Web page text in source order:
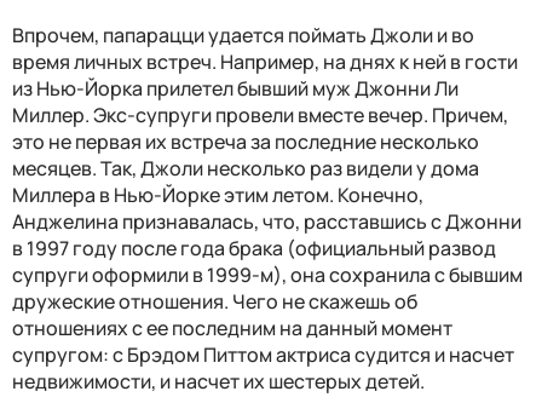
Впрочем, папарацци удается поймать Джоли и во
время личных встреч. Например, на днях к ней в гости
из Нью-Йорка прилетел бывший муж Джонни Ли
Миллер. Экс-супруги провели вместе вечер. Причем,
это не первая их встреча за последние несколько
месяцев. Так, Джоли несколько раз видели у дома
Миллера в Нью-Йорке этим летом. Конечно,
Анджелина признавалась, что, расставшись с Джонни
в 1997 году после года брака (официальный развод
супруги оформили в 1999-м), она сохранила с бывшим
дружеские отношения. Чего не скажешь об
отношениях с ее последним на данный момент
супругом: с Брэдом Питтом актриса судится и насчет
недвижимости, и насчет их шестерых детей.